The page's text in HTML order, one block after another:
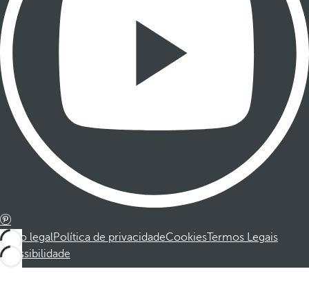
Aviso legalPolítica de privacidadeCookiesTermos Legais
Acessibilidade